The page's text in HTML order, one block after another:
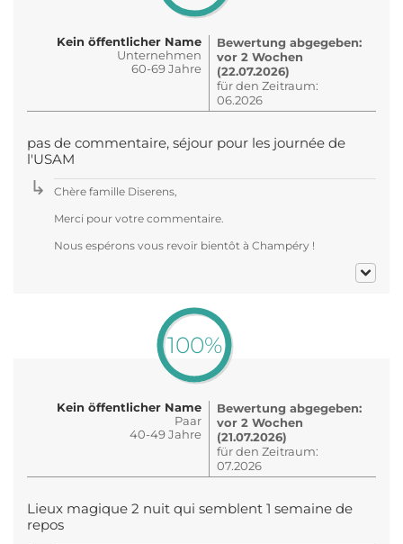
Kein öffentlicher Name
Unternehmen
60-69 Jahre
Bewertung abgegeben:
vor 2 Wochen
(22.07.2026)
für den Zeitraum:
06.2026
pas de commentaire, séjour pour les journée de
l'USAM
Chère famille Diserens,
Merci pour votre commentaire.
Nous espérons vous revoir bientôt à Champéry !
100%
Kein öffentlicher Name
Paar
40-49 Jahre
Bewertung abgegeben:
vor 2 Wochen
(21.07.2026)
für den Zeitraum:
07.2026
Lieux magique 2 nuit qui semblent 1 semaine de
repos